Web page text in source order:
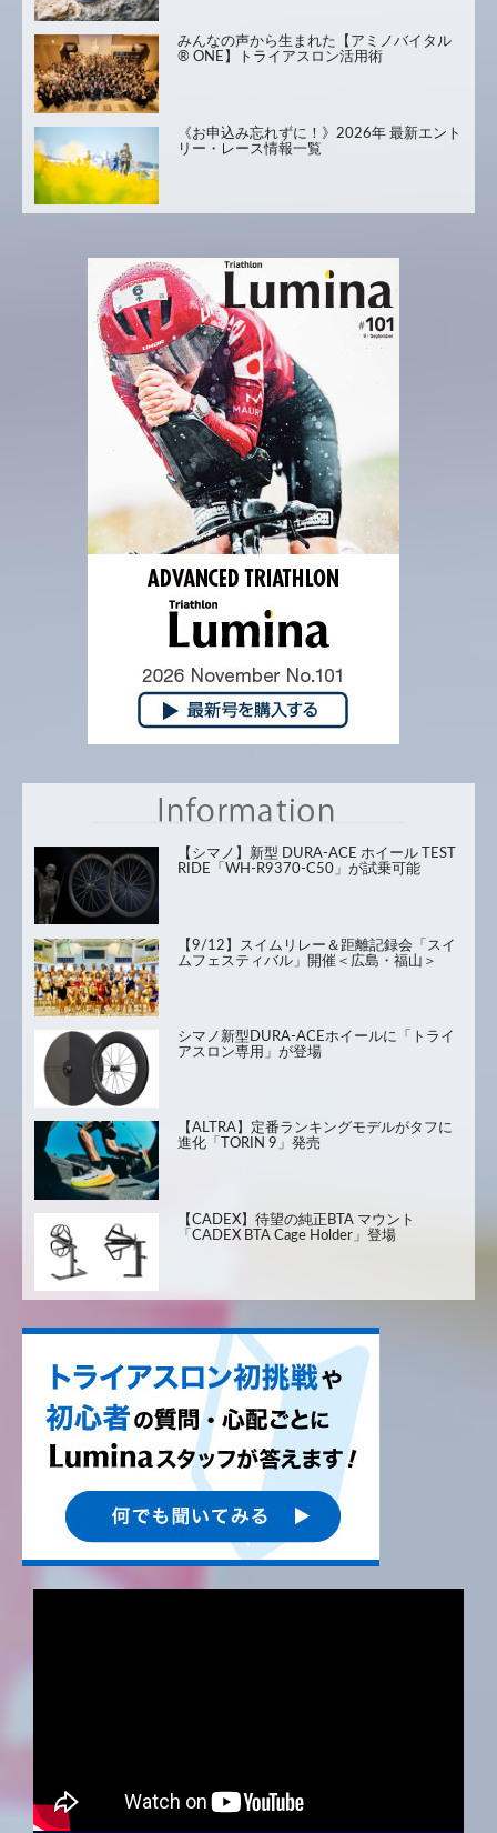
みんなの声から生まれた【アミノバイタル
® ONE】トライアスロン活用術
《お申込み忘れずに！》2026年 最新エント
リー・レース情報一覧
【シマノ】新型 DURA-ACE ホイール TEST
RIDE「WH-R9370-C50」が試乗可能
【9/12】スイムリレー＆距離記録会「スイ
ムフェスティバル」開催＜広島・福山＞
シマノ新型DURA-ACEホイールに「トライ
アスロン専用」が登場
【ALTRA】定番ランキングモデルがタフに
進化「TORIN 9」発売
【CADEX】待望の純正BTA マウント
「CADEX BTA Cage Holder」登場